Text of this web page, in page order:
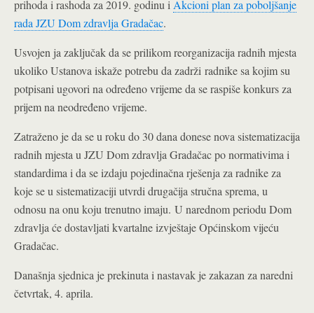
prihoda i rashoda za 2019. godinu iAkcioni plan za poboljšanje
rada JZU Dom zdravlja Gradačac.
Usvojen ja zaključak da se prilikom reorganizacija radnih mjesta
ukoliko Ustanova iskaže potrebu da zadrži radnike sa kojim su
potpisani ugovori na određeno vrijeme da se raspiše konkurs za
prijem na neodređeno vrijeme.
Zatraženo je da se u roku do 30 dana donese nova sistematizacija
radnih mjesta u JZU Dom zdravlja Gradačac po normativima i
standardima i da se izdaju pojedinačna rješenja za radnike za
koje se u sistematizaciji utvrdi drugačija stručna sprema, u
odnosu na onu koju trenutno imaju. U narednom periodu Dom
zdravlja će dostavljati kvartalne izvještaje Općinskom vijeću
Gradačac.
Današnja sjednica je prekinuta i nastavak je zakazan za naredni
četvrtak, 4. aprila.